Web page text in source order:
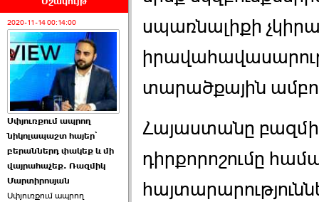
2026-07-01 00:08:00
Աննա Վարդապետյանն
ուղերձ է հղել ›››
2026-06-25 23:21:00
2020-11-14 00:14:00
Սփյուռքում ապրող
նիկոլապաշտ հայեր՝
բերաններդ փակեք և մի
վայրահաչեք. Ռազմիկ
Մարտիրոսյան
Սփյուռքում ապրող
սպառնալիքի
տարածքային
Հայաստանը
դիրքորոշումը